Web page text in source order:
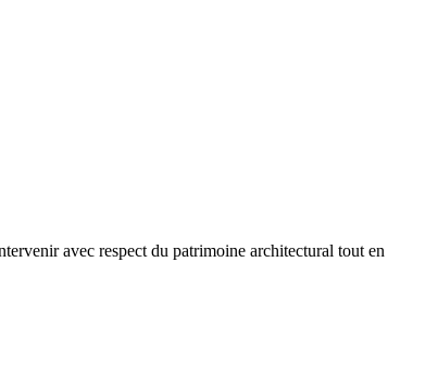
avec respect du patrimoine architectural tout en